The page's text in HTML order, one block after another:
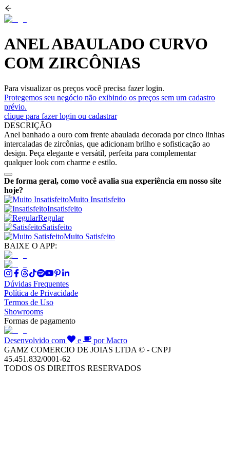
ANEL ABAULADO CURVO
COM ZIRCÔNIAS
Para visualizar os preços você precisa fazer login.
Protegemos seu negócio não exibindo os preços sem um cadastro
prévio.
clique para fazer login ou cadastrar
DESCRIÇÃO
Anel banhado a ouro com frente abaulada decorada por cinco linhas
intercaladas de zircônias, que adicionam brilho e sofisticação ao
design. Peça elegante e versátil, perfeita para complementar
qualquer look com charme e estilo.
De forma geral, como você avalia sua experiência em nosso site
hoje?
Muito Insatisfeito
Insatisfeito
Regular
Satisfeito
Muito Satisfeito
BAIXE O APP:
Dúvidas Frequentes
Política de Privacidade
Termos de Uso
Showrooms
Formas de pagamento
Desenvolvido com e
por Macro
GAMZ COMERCIO DE JOIAS LTDA © - CNPJ
45.451.832/0001-62
TODOS OS DIREITOS RESERVADOS